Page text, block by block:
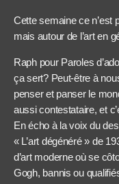
Cette semaine ce n’est
mais autour de l’art en
Raph pour Paroles
ça sert? Peut-être à
penser et panser le
aussi contestataire, et
En écho à la voix du
« L’art dégénéré » de
d’art moderne où se
Gogh, bannis ou